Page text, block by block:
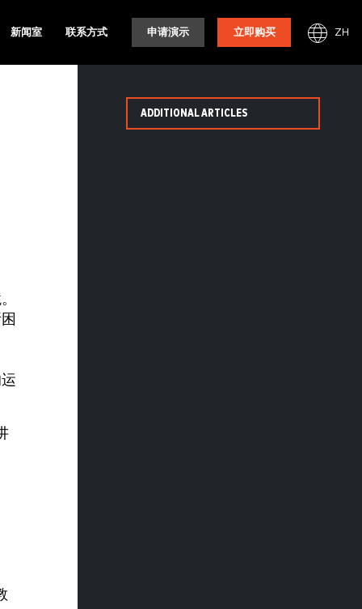
新闻室 联系方式 申请演示 立即购买 ZH
ADDITIONAL ARTICLES